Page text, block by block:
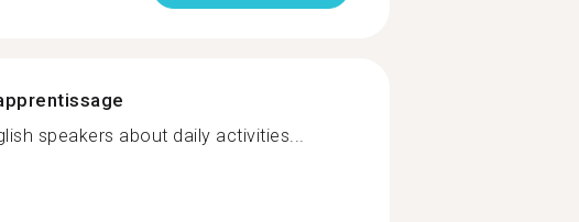
speakers about daily activities...